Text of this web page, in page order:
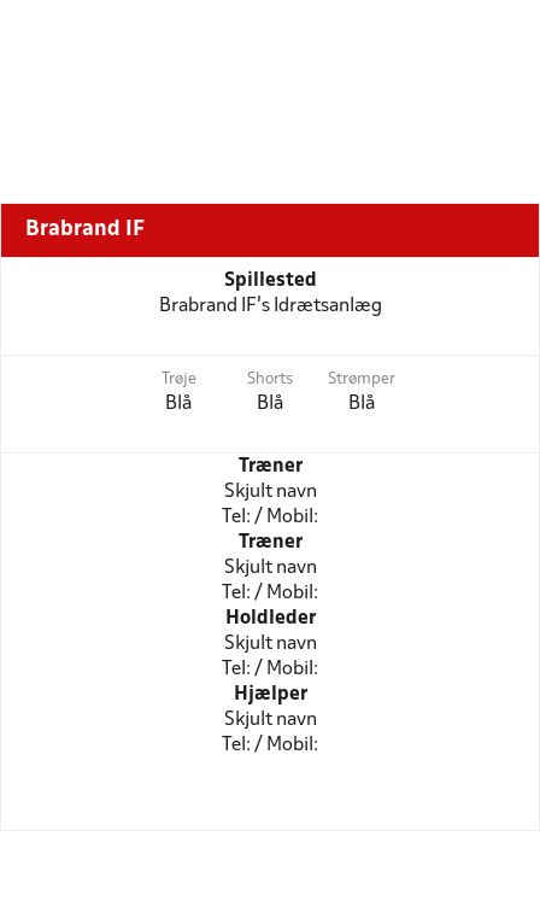
Brabrand IF
Spillested
Brabrand IF's Idrætsanlæg
Trøje
Blå
Shorts
Blå
Strømper
Blå
Træner
Skjult navn
Tel: / Mobil:
Træner
Skjult navn
Tel: / Mobil:
Holdleder
Skjult navn
Tel: / Mobil:
Hjælper
Skjult navn
Tel: / Mobil: